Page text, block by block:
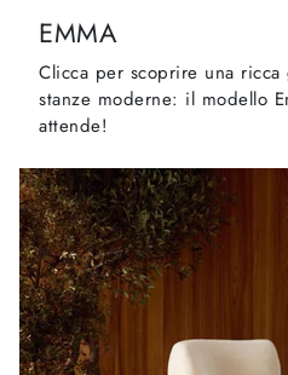
EMMA
Clicca per scoprire una
stanze moderne: il modello
attende!